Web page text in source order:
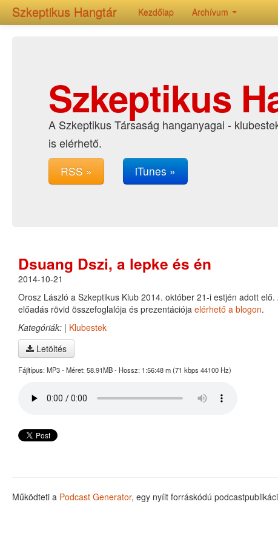
Szkeptikus Hangtár Kezdőlap Archívum
Szkeptikus
A Szkeptikus Társaság hanganyagai -
is elérhető.
RSS » iTunes »
Dsuang Dszi, a lepke és én
2014-10-21
Orosz László a Szkeptikus Klub 2014. október 21-i estjén adott elő.
előadás rövid összefoglalója és prezentációja elérhető a blogon.
Kategóriák: | Klubestek
Letöltés
Fájltípus: MP3 - Méret: 58.91MB - Hossz: 1:56:48 m (71 kbps 44100 Hz)
Működteti a Podcast Generator, egy nyílt forráskódú